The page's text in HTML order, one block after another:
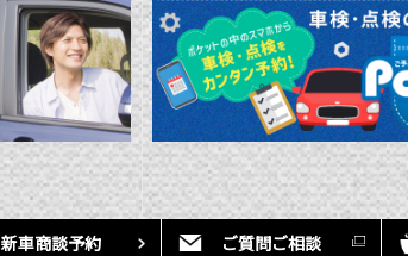
新車商談予約 ご質問ご相談